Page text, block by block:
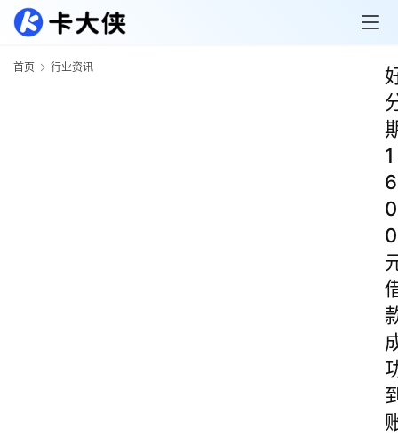
首页 行业资讯
1
6
0
0